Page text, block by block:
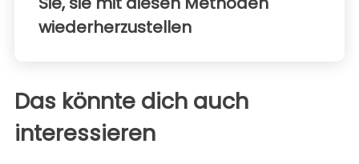
wiederherzustellen
Das könnte dich auch
interessieren